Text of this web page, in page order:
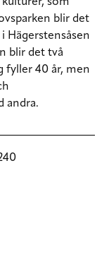
blir det
Hägerstensåsen
blir det två
fyller 40 år, men
andra.